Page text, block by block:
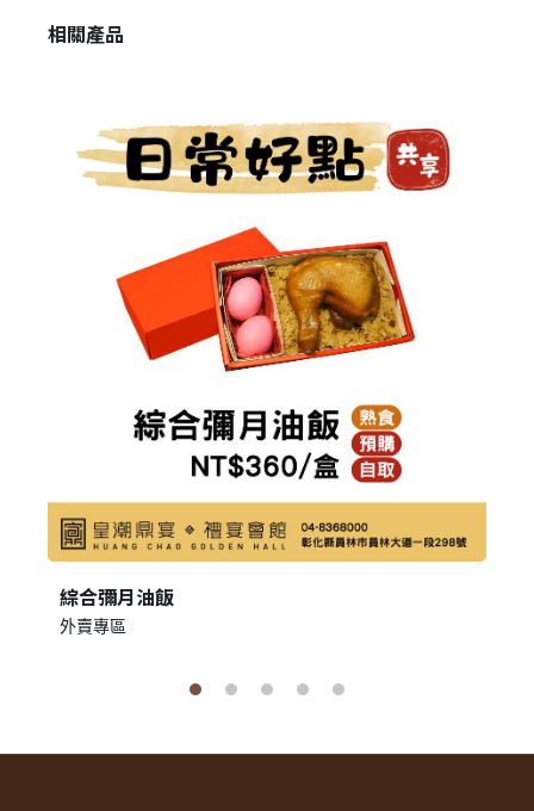
只要再完成幾個步驟，即可完成帳號的註冊程序，
我 要 註 冊
相關產品
綜合彌月油飯
外賣專區